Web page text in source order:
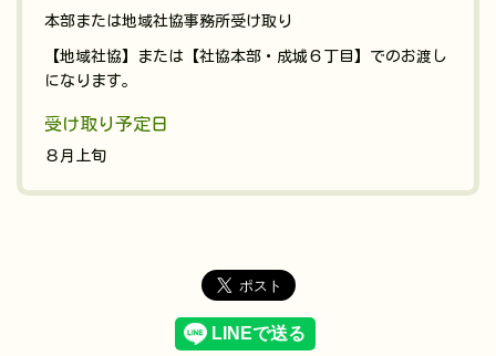
本部または地域社協事務所受け取り
【地域社協】または【社協本部・成城６丁目】でのお渡し
になります。
受け取り予定日
８月上旬